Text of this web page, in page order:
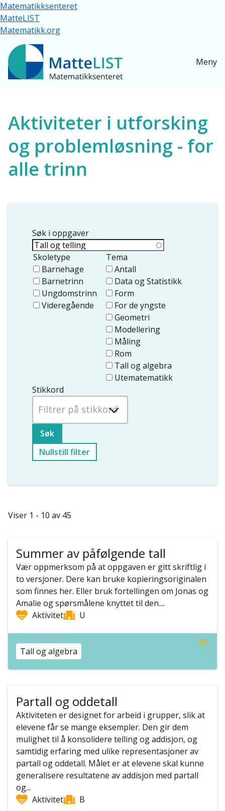
Hopp til hovedinnhold
Matematikksenteret
MatteLIST
Matematikk.org
Meny
Ressurser for alle
Aktiviteter i utforsking
og problemløsning - for
alle trinn
Søk i oppgaver
Skoletype
Barnehage
Barnetrinn
Ungdomstrinn
Videregående
Tema
Antall
Data og Statistikk
Form
For de yngste
Geometri
Modellering
Måling
Rom
Tall og algebra
Utematematikk
Stikkord
Nullstill filter
Viser 1 - 10 av 45
Summer av påfølgende tall
Vær oppmerksom på at oppgaven er gitt skriftlig i
to versjoner. Dere kan bruke kopieringsoriginalen
som finnes her. Eller bruk fortellingen om Jonas og
Amalie og spørsmålene knyttet til den....
Aktivitet
U
Tall og algebra
Partall og oddetall
Aktiviteten er designet for arbeid i grupper, slik at
elevene får se mange eksempler. Den gir dem
mulighet til å konsolidere telling og addisjon, og
samtidig erfaring med ulike representasjoner av
partall og oddetall. Målet er at elevene skal kunne
generalisere resultatene av addisjon med partall
og...
Aktivitet
B